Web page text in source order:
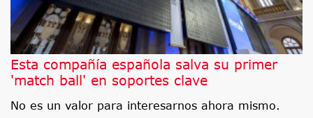
Esta compañía española salva su primer
'match ball' en soportes clave
No es un valor para interesarnos ahora mismo.